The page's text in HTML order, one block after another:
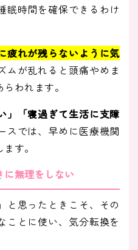
眠時間を確保できるわけ
疲れが残らないように気
ムが乱れると頭痛やめま
われます。
」「寝過ぎて生活に支障
スでは、早めに医療機関
す。
に無理をしない
と思ったときこそ、その
ことに使い、気分転換を